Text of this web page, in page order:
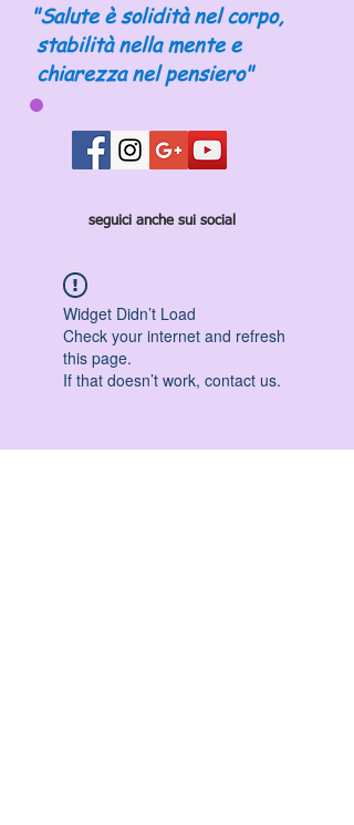
"Salute è solidità nel corpo,
stabilità nella mente e
chiarezza nel pensiero"
seguici anche sui social
Widget Didn’t Load
Check your internet and refresh
this page.
If that doesn’t work, contact us.